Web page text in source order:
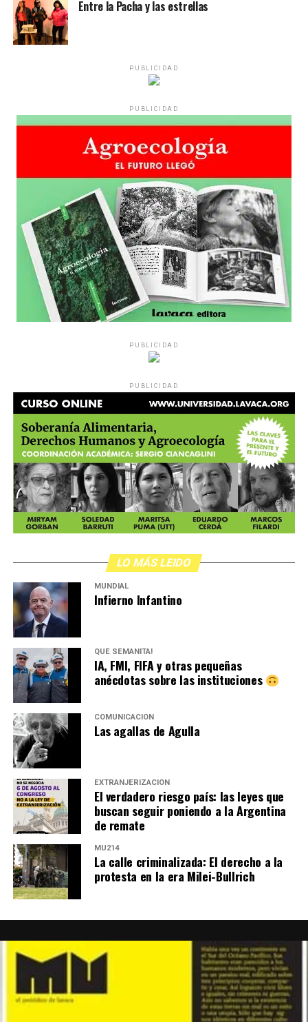
Entre la Pacha y las estrellas
PUBLICIDAD
PUBLICIDAD
PUBLICIDAD
PUBLICIDAD
LO MÁS LEIDO
MUNDIAL
Infierno Infantino
QUÉ SEMANITA!
IA, FMI, FIFA y otras pequeñas
anécdotas sobre las instituciones
COMUNICACIÓN
Las agallas de Agulla
EXTRANJERIZACIÓN
El verdadero riesgo país: las leyes que
buscan seguir poniendo a la Argentina
de remate
MU214
La calle criminalizada: El derecho a la
protesta en la era Milei-Bullrich